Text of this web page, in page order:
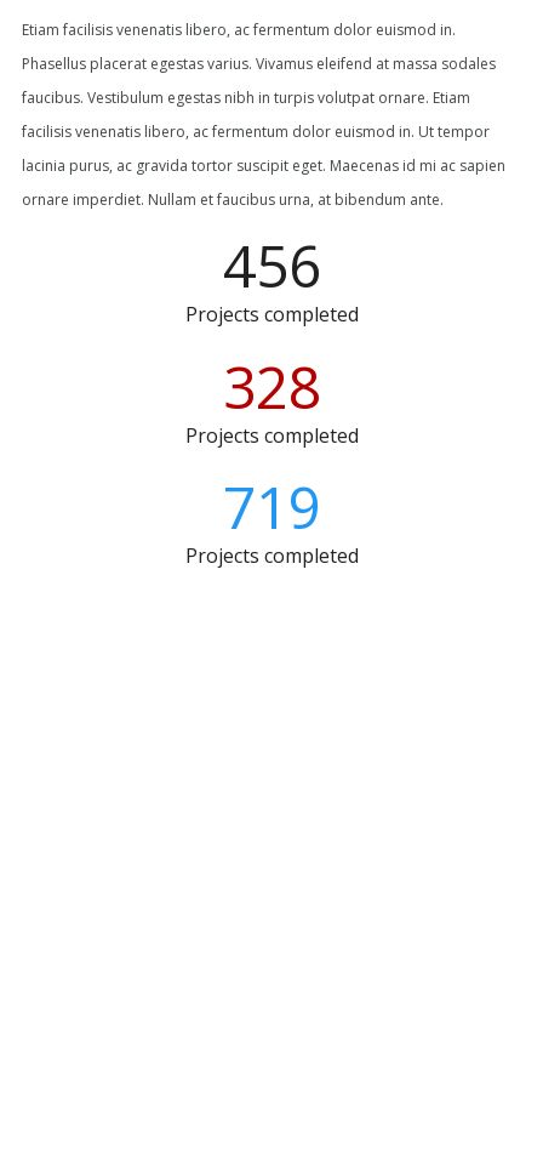
Etiam facilisis venenatis libero, ac fermentum dolor euismod in.
Phasellus placerat egestas varius. Vivamus eleifend at massa sodales
faucibus. Vestibulum egestas nibh in turpis volutpat ornare. Etiam
facilisis venenatis libero, ac fermentum dolor euismod in. Ut tempor
lacinia purus, ac gravida tortor suscipit eget. Maecenas id mi ac sapien
ornare imperdiet. Nullam et faucibus urna, at bibendum ante.
456
Projects completed
328
Projects completed
719
Projects completed